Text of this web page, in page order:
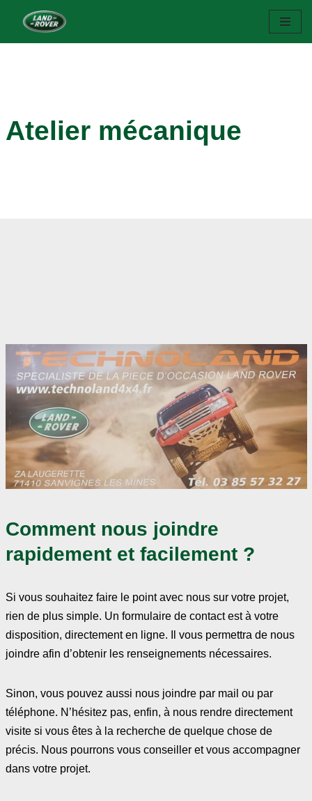
Atelier mécanique
Comment nous joindre
rapidement et facilement ?
Si vous souhaitez faire le point avec nous sur votre projet,
rien de plus simple. Un formulaire de contact est à votre
disposition, directement en ligne. Il vous permettra de nous
joindre afin d’obtenir les renseignements nécessaires.
Sinon, vous pouvez aussi nous joindre par mail ou par
téléphone. N’hésitez pas, enfin, à nous rendre directement
visite si vous êtes à la recherche de quelque chose de
précis. Nous pourrons vous conseiller et vous accompagner
dans votre projet.